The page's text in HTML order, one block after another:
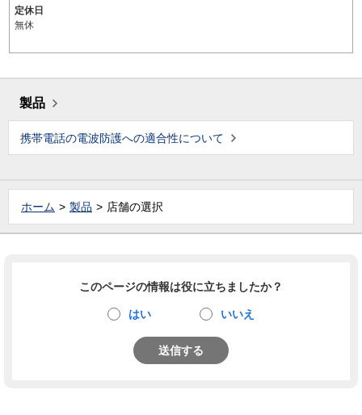
定休日
無休
製品
携帯電話の電波防護への適合性について
ホーム 製品 店舗の選択
このページの情報は役に立ちましたか？
はい いいえ
送信する